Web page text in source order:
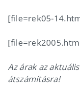
[file=rek05-
Az árak az
átszámításra!